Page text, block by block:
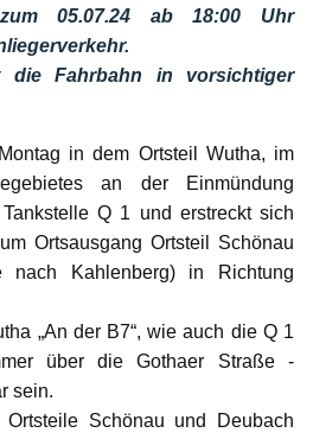
05.07.24 ab 18:00 Uhr
die Fahrbahn in vorsichtiger
in dem Ortsteil Wutha, im
an der Einmündung
Q 1 und erstreckt sich
Ortsausgang Ortsteil Schönau
nach Kahlenberg) in Richtung
„An der B7“, wie auch die Q 1
über die Gothaer Straße -
sein.
Schönau und Deubach